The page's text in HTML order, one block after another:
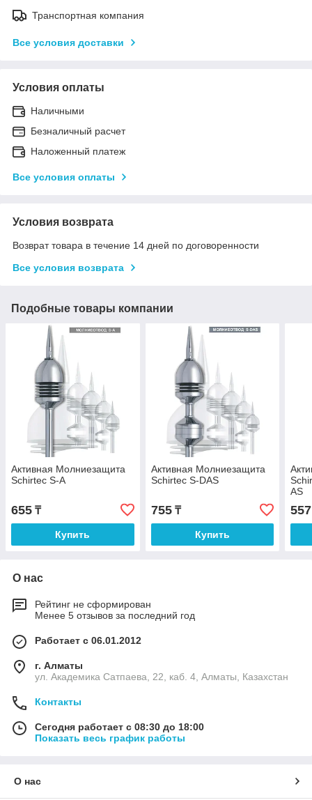
Транспортная компания
Все условия доставки
Условия оплаты
Наличными
Безналичный расчет
Наложенный платеж
Все условия оплаты
Условия возврата
Возврат товара в течение 14 дней по договоренности
Все условия возврата
Подобные товары компании
Активная Молниезащита
Schirtec S-A
655 ₸
Купить
Активная Молниезащита
Schirtec S-DAS
755₸
Купить
AS
557
О нас
Рейтинг не сформирован
Менее 5 отзывов за последний год
Работает с 06.01.2012
г. Алматы
ул. Академика Сатпаева, 22, каб. 4, Алматы, Казахстан
Контакты
Сегодня работает с 08:30 до 18:00
Показать весь график работы
О нас